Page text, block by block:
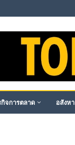
กิจการตลาด อสังหา